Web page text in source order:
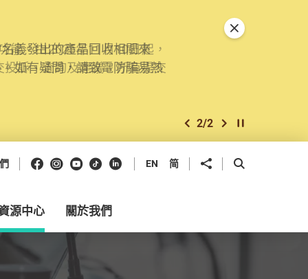
。由2025年11月10日起，
訴、查詢及建議。所有提交
上一個
2/2 下一個開始/暫停幻燈
關閉特別通告
Facebook
Instagram
Youtube
抖音領英 EN 简 分享到 開啟搜尋框
源中心 關於我們